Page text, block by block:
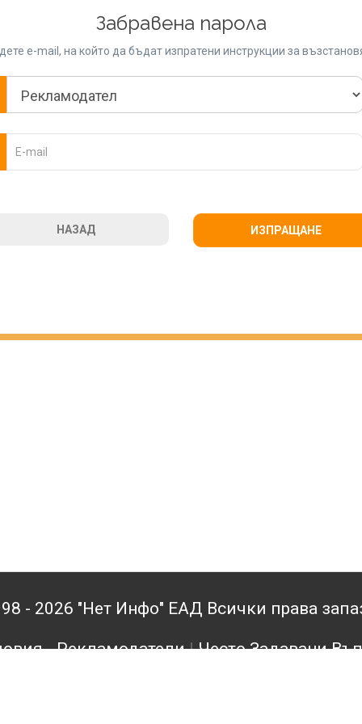
Забравена парола
e-mail, на който да бъдат изпратени инструкции за
НАЗАД ИЗПРАЩАНЕ
- 2026 "Нет Инфо" ЕАД Всички права
- Рекламодатели|Често Задавани